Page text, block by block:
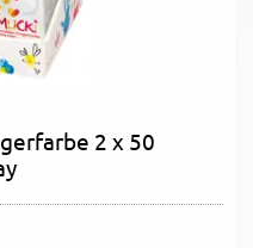
2 x 50